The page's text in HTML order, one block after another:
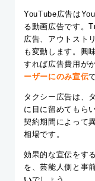
YouTube広告は
る動画広告です。
広告、アウトスト
も変動します。興
すれば広告費用が
ーザーにのみ宣伝
タクシー広告は、
に目に留めてもら
契約期間によって
相場です。
効果的な宣伝をす
を、芸能人側と事